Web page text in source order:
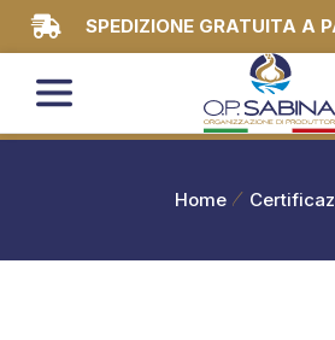
SPEDIZIONE GRATUITA A
Home